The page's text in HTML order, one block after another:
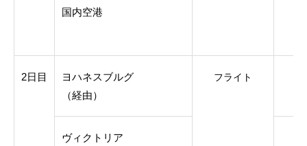
国内空港
2日目
ヨハネスブルグ
（経由）
フライト
ヴィクトリア